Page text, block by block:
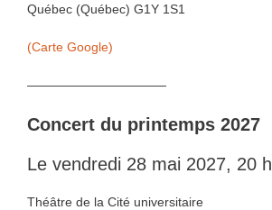
Québec (Québec) G1Y 1S1
(Carte Google)
———————————
Concert du printemps 2027
Le vendredi 28 mai 2027, 20 h
Théâtre de la Cité universitaire